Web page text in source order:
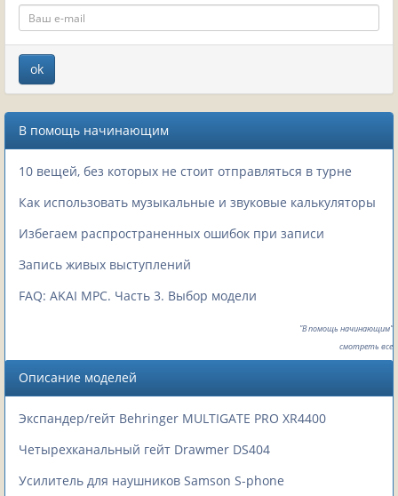
В помощь начинающим
10 вещей, без которых не стоит отправляться в турне
Как использовать музыкальные и звуковые калькуляторы
Избегаем распространенных ошибок при записи
Запись живых выступлений
FAQ: AKAI MPC. Часть 3. Выбор модели
"В помощь начинающим"
смотреть все
Описание моделей
Экспандер/гейт Behringer MULTIGATE PRO XR4400
Четырехканальный гейт Drawmer DS404
Усилитель для наушников Samson S-phone